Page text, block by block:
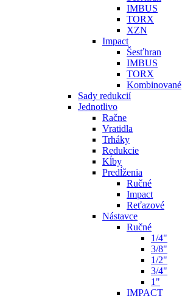
IMBUS
TORX
XZN
Impact
Šesťhran
IMBUS
TORX
Kombinované
Sady redukcií
Jednotlivo
Račne
Vratidla
Trháky
Redukcie
Kĺby
Predĺženia
Ručné
Impact
Reťazové
Nástavce
Ručné
1/4"
3/8"
1/2"
3/4"
1"
IMPACT